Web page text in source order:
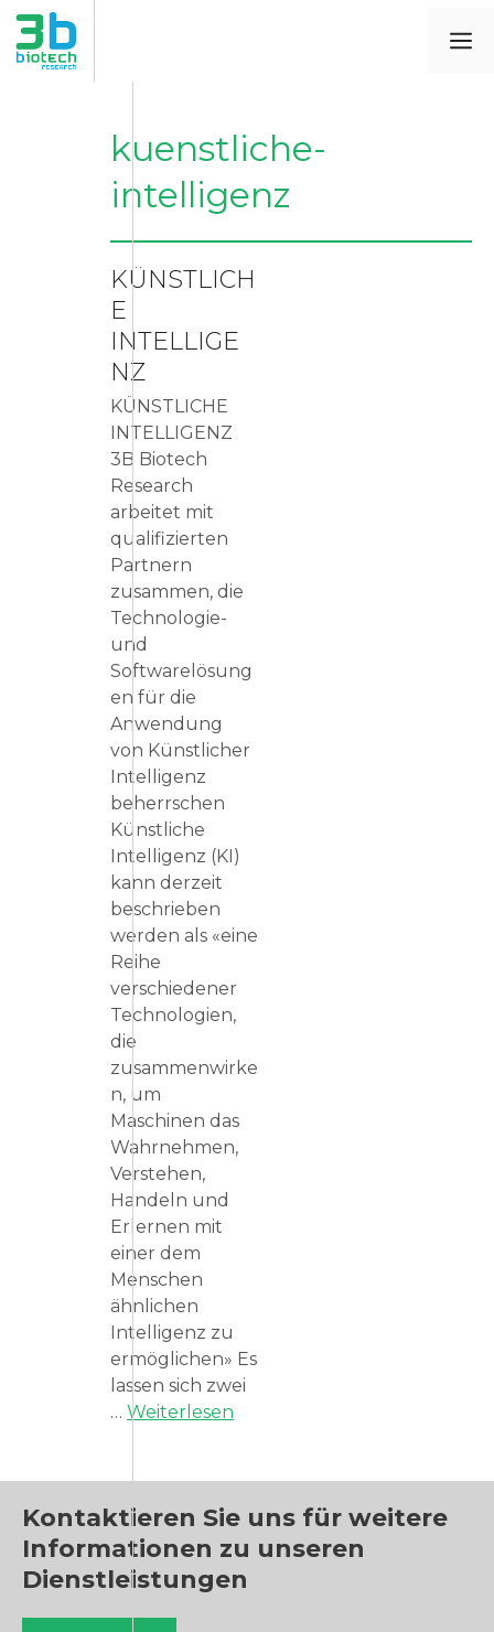
kuenstliche-
intelligenz
KÜNSTLICH
E
INTELLIGE
NZ
KÜNSTLICHE
INTELLIGENZ
3B Biotech
Research
arbeitet mit
qualifizierten
Partnern
zusammen, die
Technologie-
und
Softwarelösung
en für die
Anwendung
von Künstlicher
Intelligenz
beherrschen
Künstliche
Intelligenz (KI)
kann derzeit
beschrieben
werden als «eine
Reihe
verschiedener
Technologien,
die
zusammenwirke
n, um
Maschinen das
Wahrnehmen,
Verstehen,
Handeln und
Erlernen mit
einer dem
Menschen
ähnlichen
Intelligenz zu
ermöglichen» Es
lassen sich zwei
… Weiterlesen
Kontaktieren Sie uns für weitere
Informationen zu unseren
Dienstleistungen